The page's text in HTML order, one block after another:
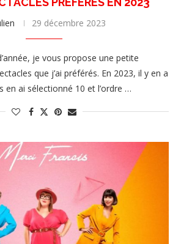
29 décembre 2023
je vous propose une petite
que j’ai préférés. En 2023, il y en a
en ai sélectionné 10 et l’ordre …